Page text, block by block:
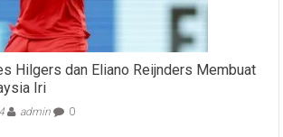
Hilgers dan Eliano Reijnders Membuat
Iri
admin 0